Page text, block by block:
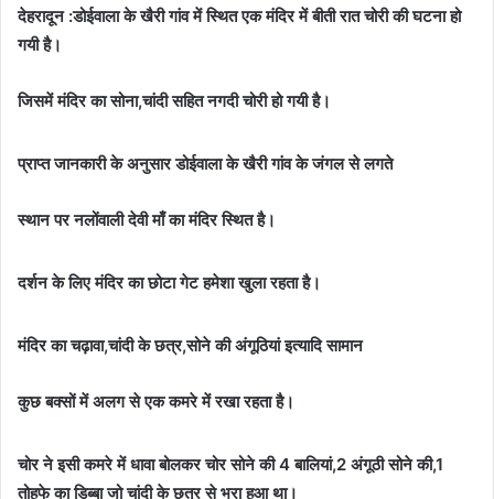
देहरादून :डोईवाला के खैरी गांव में स्थित एक मंदिर में बीती रात चोरी की घटना हो
गयी है।
जिसमें मंदिर का सोना,चांदी सहित नगदी चोरी हो गयी है।
प्राप्त जानकारी के अनुसार डोईवाला के खैरी गांव के जंगल से लगते
स्थान पर नलोंवाली देवी माँ का मंदिर स्थित है।
दर्शन के लिए मंदिर का छोटा गेट हमेशा खुला रहता है।
मंदिर का चढ़ावा,चांदी के छत्र,सोने की अंगूठियां इत्यादि सामान
कुछ बक्सों में अलग से एक कमरे में रखा रहता है।
चोर ने इसी कमरे में धावा बोलकर चोर सोने की 4 बालियां,2 अंगूठी सोने की,1
तोहफे का डिब्बा जो चांदी के छत्र से भरा हुआ था।